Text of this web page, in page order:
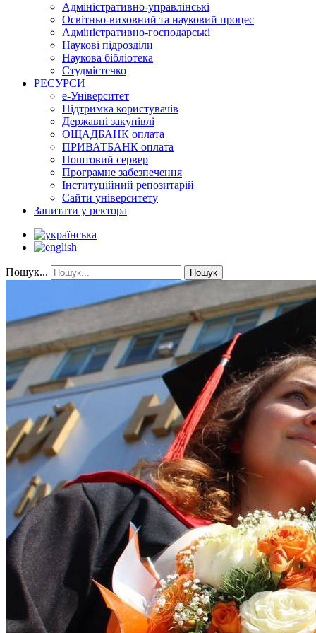
Адміністративно-управлінські
Освітньо-виховний та науковий процес
Адміністративно-господарські
Наукові підрозділи
Наукова бібліотека
Студмістечко
РЕСУРСИ
е-Університет
Підтримка користувачів
Державні закупівлі
ОЩАДБАНК оплата
ПРИВАТБАНК оплата
Поштовий сервер
Програмне забезпечення
Інституційний репозитарій
Сайти університету
Запитати у ректора
Пошук... Пошук